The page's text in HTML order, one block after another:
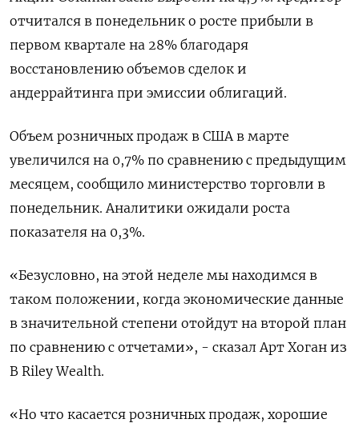
отчитался в понедельник о росте прибыли в
первом квартале на 28% благодаря
восстановлению объемов сделок и
андеррайтинга при эмиссии облигаций.
Объем розничных продаж в США в марте
увеличился на 0,7% по сравнению с предыдущим
месяцем, сообщило министерство торговли в
понедельник. Аналитики ожидали роста
показателя на 0,3%.
«Безусловно, на этой неделе мы находимся в
таком положении, когда экономические данные
в значительной степени отойдут на второй план
по сравнению с отчетами», - сказал Арт Хоган из
B Riley Wealth.
«Но что касается розничных продаж, хорошие